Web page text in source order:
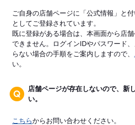
ご自身の店舗ページに「公式情報」と
としてご登録されています。
既に登録がある場合は、本画面から店
できません。ログインIDやパスワード
らない場合の手順をご案内しますので、
い。
店舗ページが存在しないので、新
い。
こちらからお問い合わせください。